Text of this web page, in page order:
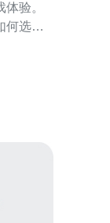
验。
何选择